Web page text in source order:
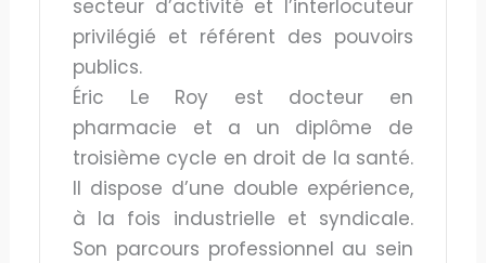
secteur d’activité et l’interlocuteur
privilégié et référent des pouvoirs
publics.
Éric Le Roy est docteur en
pharmacie et a un diplôme de
troisième cycle en droit de la santé.
Il dispose d’une double expérience,
à la fois industrielle et syndicale.
Son parcours professionnel au sein